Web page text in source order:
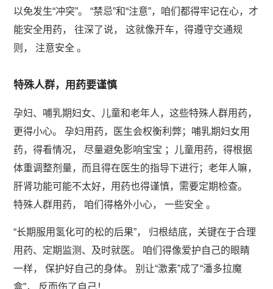
以免发生“冲突”。 “禁忌”和“注意”，咱们都得牢记在心，才
能安全用药， 往深了说， 这就像开车，得遵守交通规
则， 注意安全 。
特殊人群，用药要谨慎
孕妇、哺乳期妇女、儿童和老年人，这些特殊人群用药，
更得小心。 孕妇用药，医生会权衡利弊；哺乳期妇女用
药，得看情况， 尽量避免影响宝宝 ；儿童用药，得根据
体重调整剂量，而且得在医生的指导下进行；老年人嘛，
肝肾功能可能不太好，用药也得谨慎，需要定期检查。
特殊人群用药， 咱们得格外小心， 一些安全 。
“长期服用氢化可的松的后果”， 归根结底，关键在于合理
用药、定期监测、及时就医。 咱们得像爱护自己的眼睛
一样， 保护好自己的身体。 别让“激素”成了“潘多拉魔
盒”， 反而伤了自己！